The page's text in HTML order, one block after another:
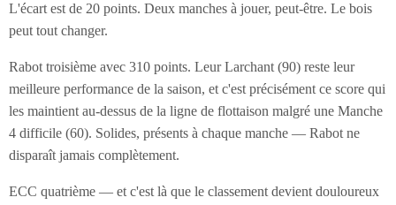
L'écart est de 20 points. Deux manches à jouer, peut-être. Le bois
peut tout changer.
Rabot troisième avec 310 points. Leur Larchant (90) reste leur
meilleure performance de la saison, et c'est précisément ce score qui
les maintient au-dessus de la ligne de flottaison malgré une Manche
4 difficile (60). Solides, présents à chaque manche — Rabot ne
disparaît jamais complètement.
ECC quatrième — et c'est là que le classement devient douloureux